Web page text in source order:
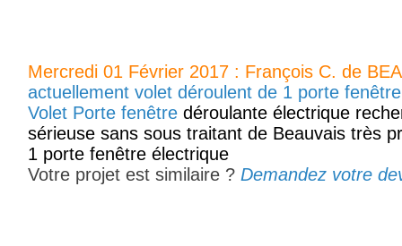
Mercredi 01 Février 2017 : François C. de
actuellement volet déroulent de 1 porte
Volet Porte fenêtre déroulante électrique
sérieuse sans sous traitant de Beauvais très
1 porte fenêtre électrique
Votre projet est similaire ? Demandez votre